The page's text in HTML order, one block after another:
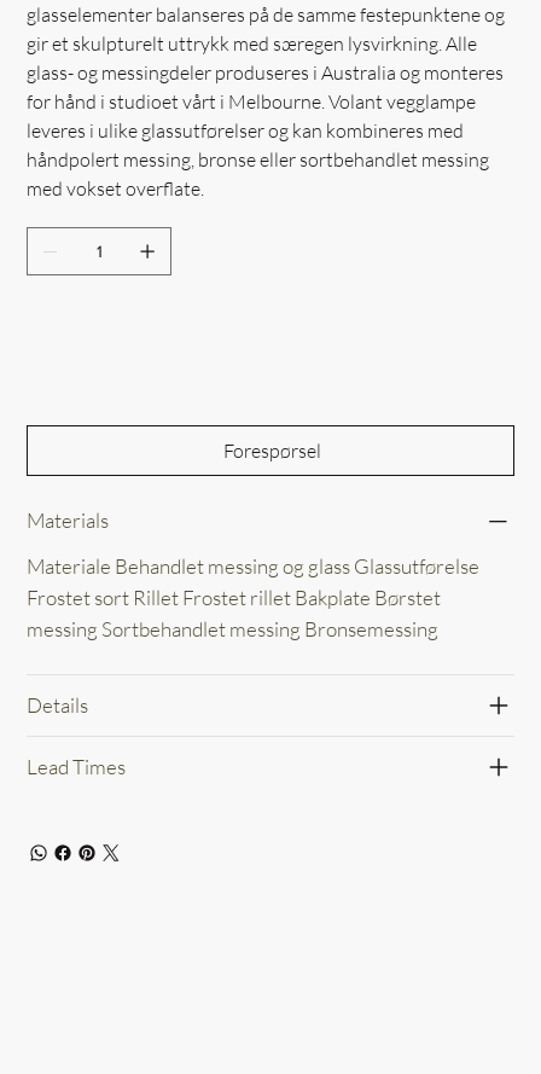
glasselementer balanseres på de samme festepunktene og
gir et skulpturelt uttrykk med særegen lysvirkning. Alle
glass- og messingdeler produseres i Australia og monteres
for hånd i studioet vårt i Melbourne. Volant vegglampe
leveres i ulike glassutførelser og kan kombineres med
håndpolert messing, bronse eller sortbehandlet messing
med vokset overflate.
Forespørsel
Materials
Materiale Behandlet messing og glass Glassutførelse
Frostet sort Rillet Frostet rillet Bakplate Børstet
messing Sortbehandlet messing Bronsemessing
Details
Lead Times